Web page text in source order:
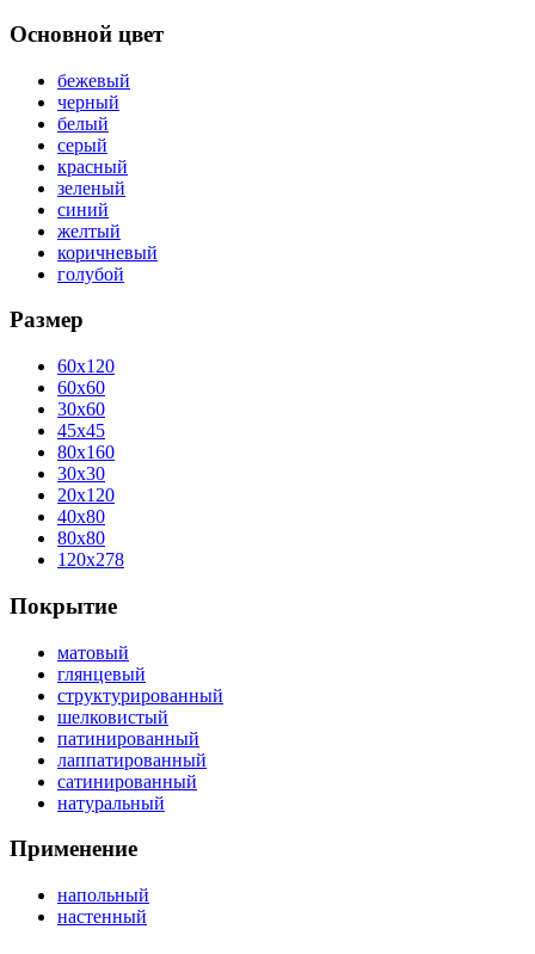
Основной цвет
бежевый
черный
белый
серый
красный
зеленый
синий
желтый
коричневый
голубой
Размер
60x120
60x60
30x60
45x45
80x160
30x30
20x120
40x80
80x80
120x278
Покрытие
матовый
глянцевый
структурированный
шелковистый
патинированный
лаппатированный
сатинированный
натуральный
Применение
напольный
настенный